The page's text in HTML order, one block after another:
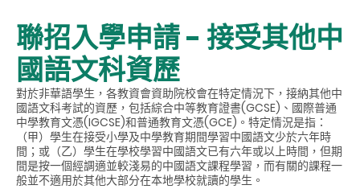
聯招入學申請 - 接受其他中
國語文科資歷
對於非華語學生，各教資會資助院校會在特定情況下，接納其他中
國語文科考試的資歷，包括綜合中等教育證書(GCSE)、國際普通
中學教育文憑(IGCSE)和普通教育文憑(GCE)。特定情況是指：
（甲）學生在接受小學及中學教育期間學習中國語文少於六年時
間；或（乙）學生在學校學習中國語文已有六年或以上時間，但期
間是按一個經調適並較淺易的中國語文課程學習，而有關的課程一
般並不適用於其他大部分在本地學校就讀的學生。